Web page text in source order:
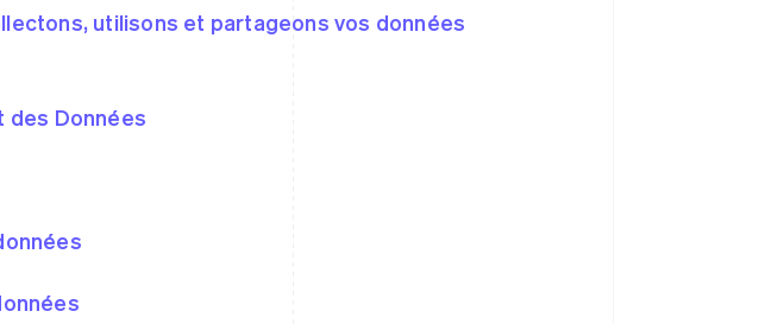
utilisons et partageons vos données
des Données